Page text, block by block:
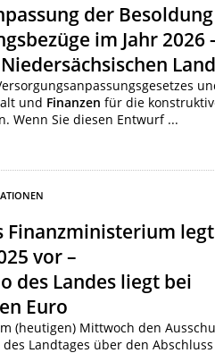
der Besoldung
im Jahr 2026
und Finanzen für die
Wenn Sie diesen Entwurf ...
Finanzministerium legt
vor –
des Landes liegt bei
Euro
(heutigen) Mittwoch den
des Landtages über den